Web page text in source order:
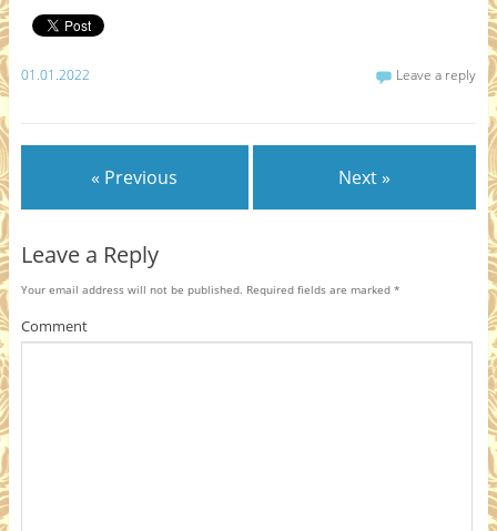
01.01.2022 Leave a reply
« Previous Next »
Leave a Reply
Your email address will not be published. Required fields are marked *
Comment